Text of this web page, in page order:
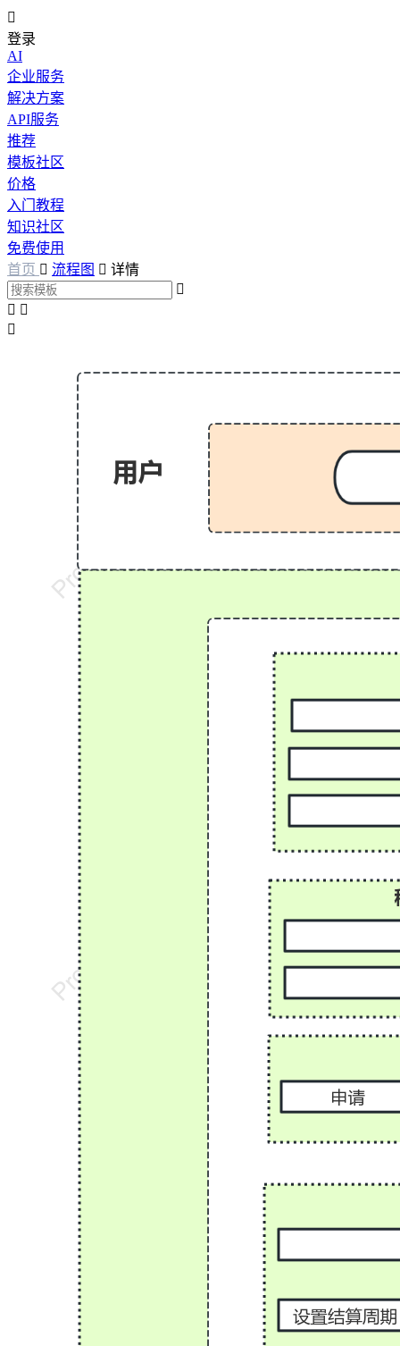

登录
AI
企业服务
解决方案
API服务
推荐
模板社区
价格
入门教程
知识社区
免费使用
首页  流程图  详情

 
